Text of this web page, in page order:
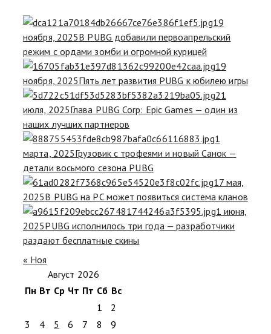
19
ноября, 2025В PUBG добавили первоапрельский
режим с ордами зомби и огромной курицей
19
ноября, 2025Пять лет развития PUBG к юбилею игры
21
июля, 2025Глава PUBG Corp: Epic Games — один из
наших лучших партнеров
1
марта, 2025Грузовик с трофеями и новый Санок —
детали восьмого сезона PUBG
17 мая,
2025В PUBG на PC может появиться система кланов
1 июня,
2025PUBG исполнилось три года — разработчики
раздают бесплатные скины
« Ноя
Август 2026
Пн Вт Ср Чт Пт Сб Вс
1
2
3
4 5 6 7 8 9